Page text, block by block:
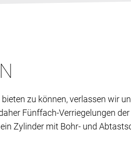
zu können, verlassen wir
Fünffach-Verriegelungen
Zylinder mit Bohr- und